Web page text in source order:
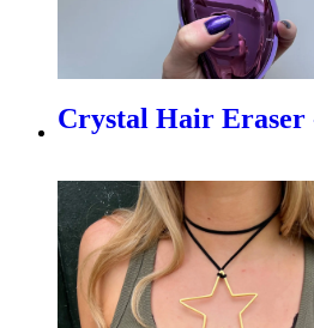
Crystal Hair Eraser